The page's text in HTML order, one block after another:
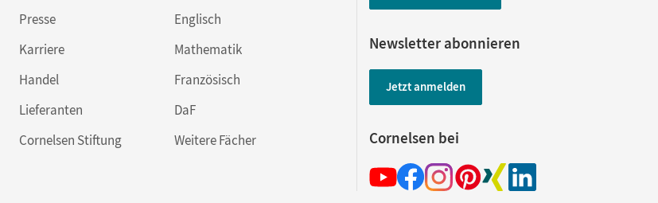
Presse
Karriere
Handel
Lieferanten
Cornelsen Stiftung
Englisch
Mathematik
Französisch
DaF
Weitere Fächer
Newsletter abonnieren
Jetzt anmelden
Cornelsen bei